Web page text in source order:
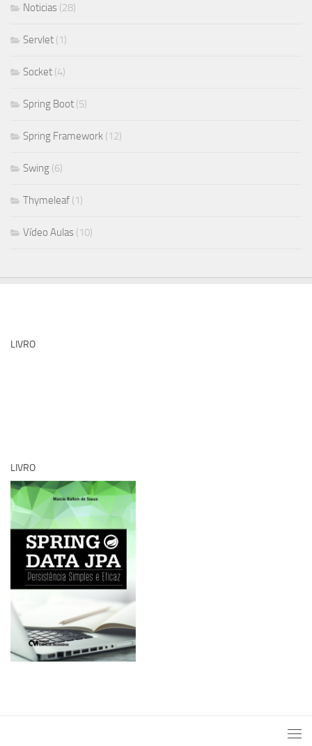
Noticias (28)
Servlet (1)
Socket (4)
Spring Boot (5)
Spring Framework (12)
Swing (6)
Thymeleaf (1)
Vídeo Aulas (10)
LIVRO
LIVRO